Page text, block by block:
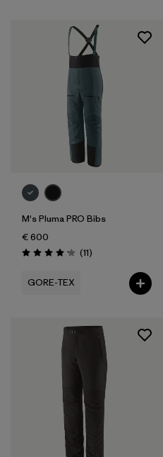
M's Pluma PRO Bibs
€ 600
Évaluation: 4.2 / 5
(11Avis
)
GORE-TEX